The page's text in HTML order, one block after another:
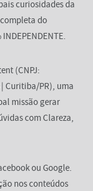
curiosidades da
do
(CNPJ:
| Curitiba/PR), uma
missão gerar
com Clareza,
ou Google.
nos conteúdos